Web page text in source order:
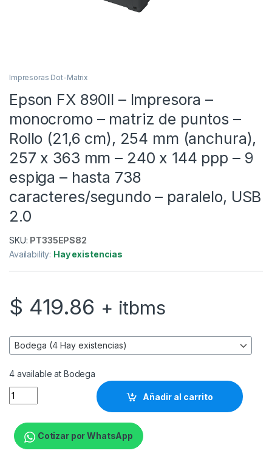
Impresoras Dot-Matrix
Epson FX 890II – Impresora –
monocromo – matriz de puntos –
Rollo (21,6 cm), 254 mm (anchura),
257 x 363 mm – 240 x 144 ppp – 9
espiga – hasta 738
caracteres/segundo – paralelo, USB
2.0
SKU: PT335EPS82
Availability: Hay existencias
$ 419.86 + itbms
4 available at Bodega
Epson FX 890II - Impresora - monocromo - matriz de
Añadir al carrito
Cotizar por WhatsApp